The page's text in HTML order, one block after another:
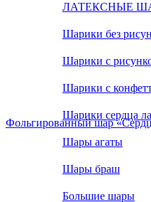
ЛАТЕКСНЫЕ
Шарики без
Шарики с
Шарики с
Шарики сердца
Шары агаты
Шары браш
Большие шары
Фольгированный шар